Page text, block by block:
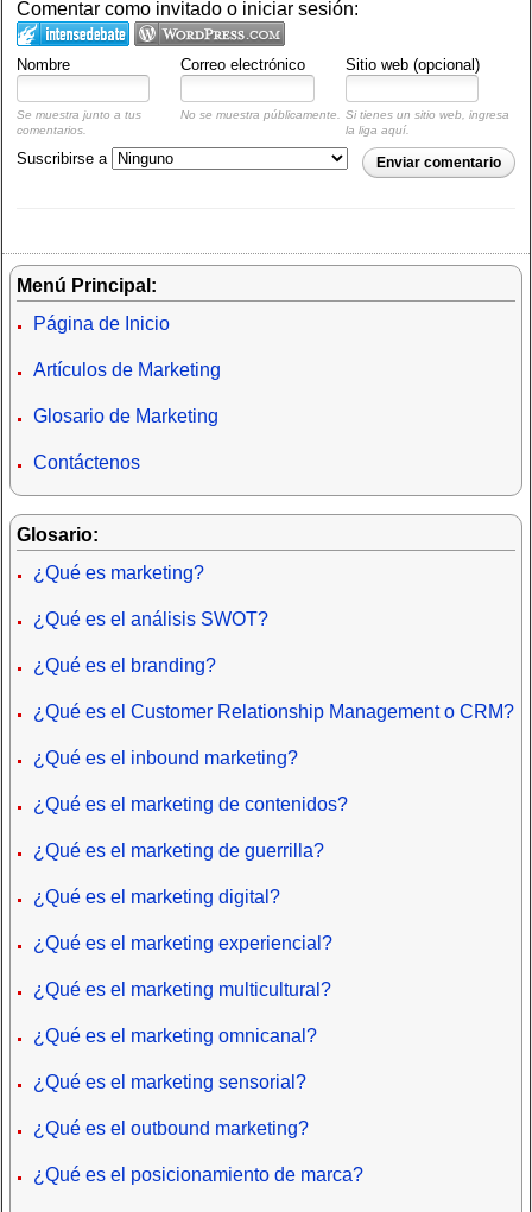
Comentar como invitado o iniciar sesión:
Nombre Correo electrónico Sitio web (opcional)
Se muestra junto a tus
comentarios.
No se muestra públicamente.
Si tienes un sitio web, ingresa
la liga aquí.
Enviar comentario
Suscribirse a
Menú Principal:
Página de Inicio
Artículos de Marketing
Glosario de Marketing
Contáctenos
Glosario:
¿Qué es marketing?
¿Qué es el análisis SWOT?
¿Qué es el branding?
¿Qué es el Customer Relationship Management o CRM?
¿Qué es el inbound marketing?
¿Qué es el marketing de contenidos?
¿Qué es el marketing de guerrilla?
¿Qué es el marketing digital?
¿Qué es el marketing experiencial?
¿Qué es el marketing multicultural?
¿Qué es el marketing omnicanal?
¿Qué es el marketing sensorial?
¿Qué es el outbound marketing?
¿Qué es el posicionamiento de marca?